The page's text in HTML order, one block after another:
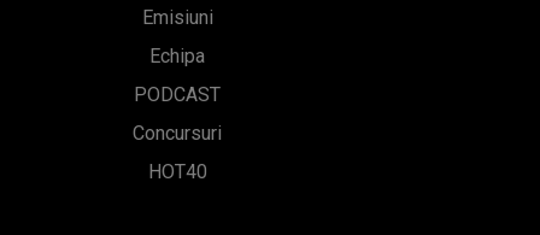
Emisiuni
Echipa
PODCAST
Concursuri
HOT40